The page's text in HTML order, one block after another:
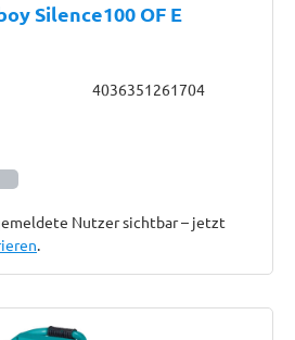
Silence100 OF E
4036351261704
Nutzer sichtbar – jetzt
.